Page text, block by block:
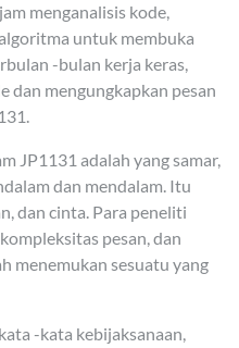
menganalisis kode,
untuk membuka
-bulan kerja keras,
dan mengungkapkan pesan
JP1131 adalah yang samar,
dan mendalam. Itu
dan cinta. Para peneliti
pesan, dan
menemukan sesuatu yang
-kata kebijaksanaan,